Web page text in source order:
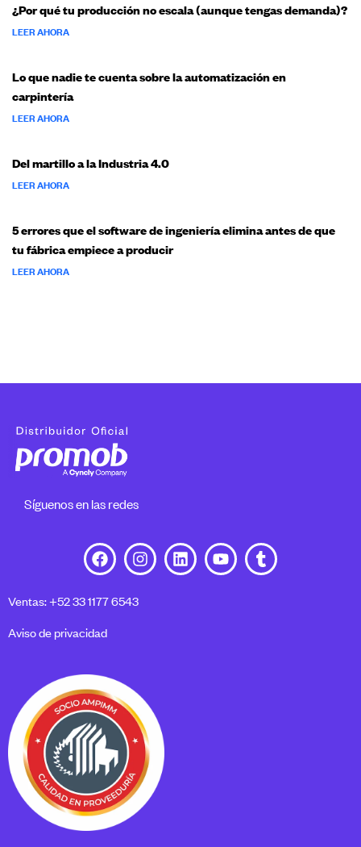
¿Por qué tu producción no escala (aunque tengas demanda)?
LEER AHORA
Lo que nadie te cuenta sobre la automatización en
carpintería
LEER AHORA
Del martillo a la Industria 4.0
LEER AHORA
5 errores que el software de ingeniería elimina antes de que
tu fábrica empiece a producir
LEER AHORA
Síguenos en las redes
Ventas: +52 33 1177 6543
Aviso de privacidad